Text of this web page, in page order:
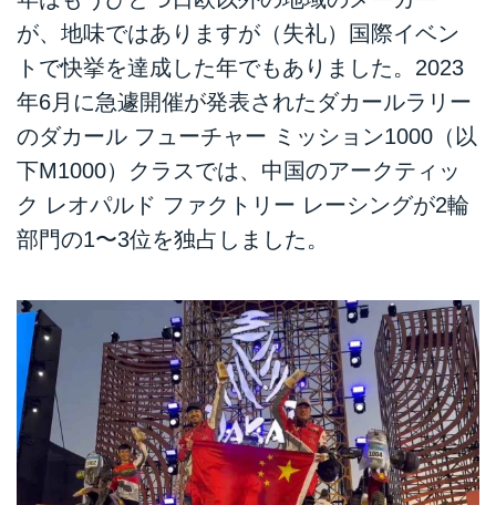
が、地味ではありますが（失礼）国際イベン
トで快挙を達成した年でもありました。2023
年6月に急遽開催が発表されたダカールラリー
のダカール フューチャー ミッション1000（以
下M1000）クラスでは、中国のアークティッ
ク レオパルド ファクトリー レーシングが2輪
部門の1〜3位を独占しました。